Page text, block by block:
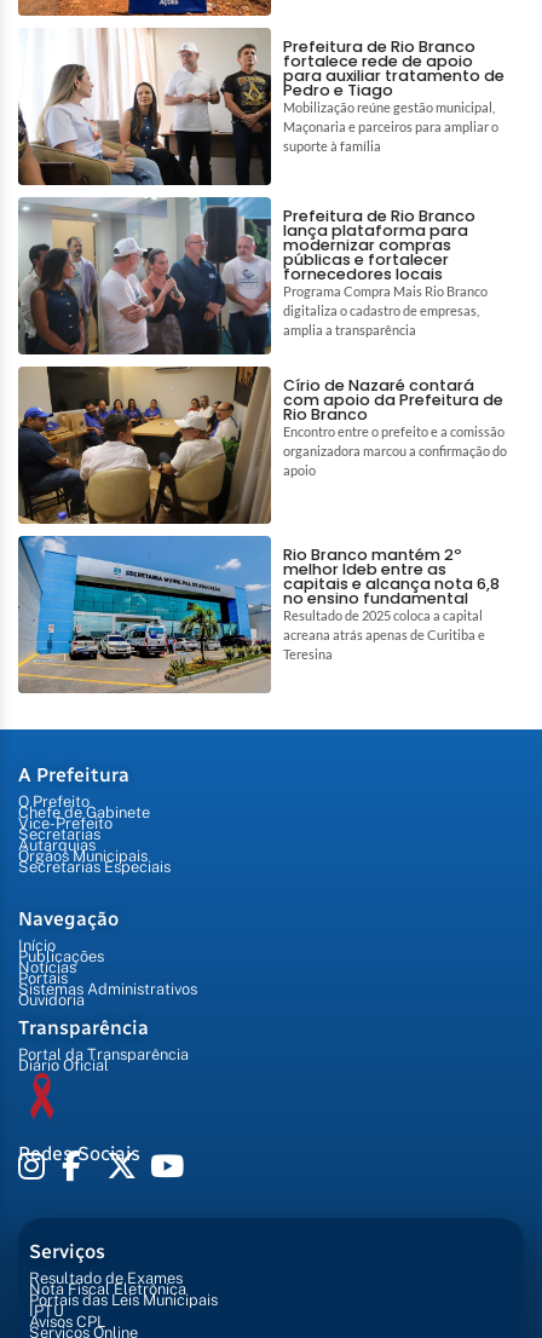
Prefeitura de Rio Branco
fortalece rede de apoio
para auxiliar tratamento de
Pedro e Tiago
Mobilização reúne gestão municipal,
Maçonaria e parceiros para ampliar o
suporte à família
Prefeitura de Rio Branco
lança plataforma para
modernizar compras
públicas e fortalecer
fornecedores locais
Programa Compra Mais Rio Branco
digitaliza o cadastro de empresas,
amplia a transparência
Círio de Nazaré contará
com apoio da Prefeitura de
Rio Branco
Encontro entre o prefeito e a comissão
organizadora marcou a confirmação do
apoio
Rio Branco mantém 2º
melhor Ideb entre as
capitais e alcança nota 6,8
no ensino fundamental
Resultado de 2025 coloca a capital
acreana atrás apenas de Curitiba e
Teresina
A Prefeitura
O Prefeito
Chefe de Gabinete
Vice-Prefeito
Secretarias
Autarquias
Órgãos Municipais
Secretarias Especiais
Navegação
Início
Publicações
Notícias
Portais
Sistemas Administrativos
Ouvidoria
Transparência
Portal da Transparência
Diário Oficial
Redes Sociais
Serviços
Resultado de Exames
Nota Fiscal Eletrônica
Portais das Leis Municipais
IPTU
Avisos CPL
Serviços Online